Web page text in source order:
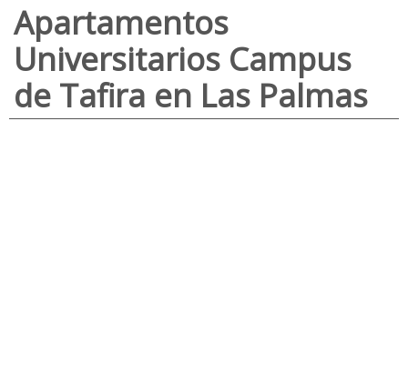
Apartamentos
Universitarios Campus
de Tafira en Las Palmas